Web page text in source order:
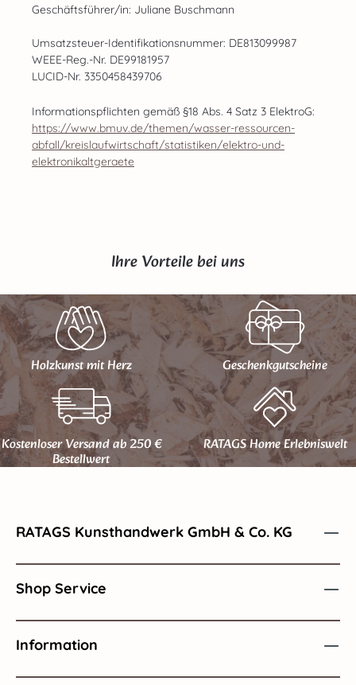
Geschäftsführer/in: Juliane Buschmann
Umsatzsteuer-Identifikationsnummer: DE813099987
WEEE-Reg.-Nr. DE99181957
LUCID-Nr. 3350458439706
Informationspflichten gemäß §18 Abs. 4 Satz 3 ElektroG:
https://www.bmuv.de/themen/wasser-ressourcen-
abfall/kreislaufwirtschaft/statistiken/elektro-und-
elektronikaltgeraete
Ihre Vorteile bei uns
Holzkunst mit Herz Geschenk­gutscheine
Kostenloser Versand ab 250 €
Bestellwert
RATAGS Home Erlebniswelt
RATAGS Kunsthandwerk GmbH & Co. KG
Shop Service
Information